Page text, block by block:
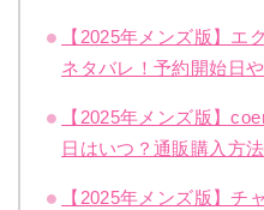
【2025年メンズ版】エ
ネタバレ！予約開始日
【2025年メンズ版】
日はいつ？通販購入方
【2025年メンズ版】チ